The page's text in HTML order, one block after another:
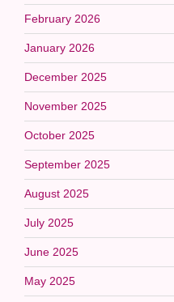
February 2026
January 2026
December 2025
November 2025
October 2025
September 2025
August 2025
July 2025
June 2025
May 2025